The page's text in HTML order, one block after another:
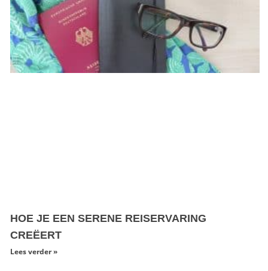
HOE JE EEN SERENE REISERVARING
CREËERT
Lees verder »